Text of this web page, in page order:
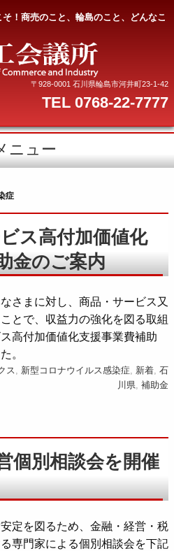
！商売のこと、輪島のこと、どんなこ
〒928-0001 石川県輪島市河井町23-1-42
TEL 0768-22-7777
ニュー
症
ス高付加価値化
金のご案内
さまに対し、商品・サービス又
とで、収益力の強化を図る取組
高付加価値化支援事業費補助
。
ス, 新型コロナウイルス感染症, 新着, 石
川県, 補助金
個別相談会を開催
定を図るため、金融・経営・税
専門家による個別相談会を下記